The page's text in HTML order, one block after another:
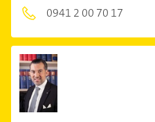
0941 2 00 70 17